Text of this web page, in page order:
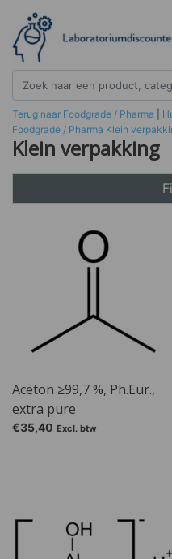
Terug naar Foodgrade / Pharma
Foodgrade / Pharma Klein
Klein verpakking
Aceton ≥99,7 %, Ph.Eur.,
extra pure
€35,40 Excl. btw